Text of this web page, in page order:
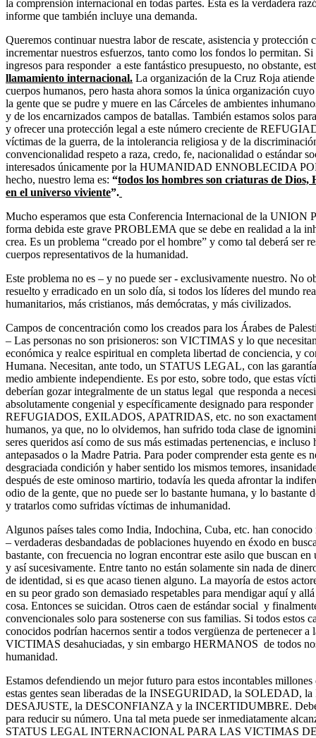
la comprensión internacional en todas partes. Esta es la verdadera
informe que también incluye una demanda.
Queremos continuar nuestra labor de rescate, asistencia y protección
incrementar nuestros esfuerzos, tanto como los fondos lo permitan.
ingresos para responder a este fantástico presupuesto, no obstante,
llamamiento internacional. La organización de la Cruz Roja
cuerpos humanos, pero hasta ahora somos la única organización
la gente que se pudre y muere en las Cárceles de ambientes
y de los encarnizados campos de batallas. También estamos solos
y ofrecer una protección legal a este número creciente de
víctimas de la guerra, de la intolerancia religiosa y de la
convencionalidad respeto a raza, credo, fe, nacionalidad o estándar
interesados únicamente por la HUMANIDAD ENNOBLECIDA
hecho, nuestro lema es: “todos los hombres son criaturas de
en el universo viviente”.
Mucho esperamos que esta Conferencia Internacional de la
forma debida este grave PROBLEMA que se debe en realidad a la
crea. Es un problema “creado por el hombre” y como tal deberá ser
cuerpos representativos de la humanidad.
Este problema no es – y no puede ser - exclusivamente nuestro. No
resuelto y erradicado en un solo día, si todos los líderes del mundo
humanitarios, más cristianos, más demócratas, y más civilizados.
Campos de concentración como los creados para los Árabes de
– Las personas no son prisioneros: son VICTIMAS y lo que
económica y realce espiritual en completa libertad de conciencia, y
Humana. Necesitan, ante todo, un STATUS LEGAL, con las
medio ambiente independiente. Es por esto, sobre todo, que estas
deberían gozar integralmente de un status legal que responda a
absolutamente congenial y específicamente designado para
REFUGIADOS, EXILADOS, APATRIDAS, etc. no son
humanos, ya que, no lo olvidemos, han sufrido toda clase de
seres queridos así como de sus más estimadas pertenencias, e
antepasados o la Madre Patria. Para poder comprender esta gente es
desgraciada condición y haber sentido los mismos temores,
después de este ominoso martirio, todavía les queda afrontar la
odio de la gente, que no puede ser lo bastante humana, y lo bastante
y tratarlos como sufridas víctimas de inhumanidad.
Algunos países tales como India, Indochina, Cuba, etc. han
– verdaderas desbandadas de poblaciones huyendo en éxodo en
bastante, con frecuencia no logran encontrar este asilo que buscan
y así sucesivamente. Entre tanto no están solamente sin nada de
de identidad, si es que acaso tienen alguno. La mayoría de estos
en su peor grado son demasiado respetables para mendigar aquí y
cosa. Entonces se suicidan. Otros caen de estándar social y
convencionales solo para sostenerse con sus familias. Si todos estos
conocidos podrían hacernos sentir a todos vergüenza de pertenecer a
VICTIMAS desahuciadas, y sin embargo HERMANOS de todos
humanidad.
Estamos defendiendo un mejor futuro para estos incontables millones
estas gentes sean liberadas de la INSEGURIDAD, la SOLEDAD,
DESAJUSTE, la DESCONFIANZA y la INCERTIDUMBRE. Debe
para reducir su número. Una tal meta puede ser inmediatamente
STATUS LEGAL INTERNACIONAL PARA LAS VICTIMAS